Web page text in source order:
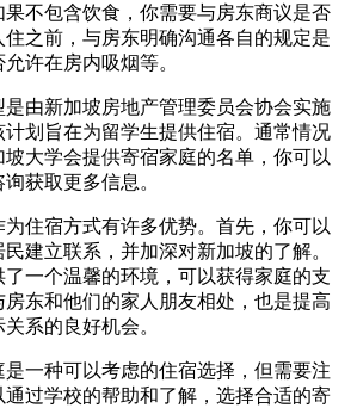
不包含饮食，你需要与房东商议是否
之前，与房东明确沟通各自的规定是
许在房内吸烟等。
新加坡房地产管理委员会协会实施
划旨在为留学生提供住宿。通常情况
大学会提供寄宿家庭的名单，你可以
获取更多信息。
宿方式有许多优势。首先，你可以
建立联系，并加深对新加坡的了解。
一个温馨的环境，可以获得家庭的支
东和他们的家人朋友相处，也是提高
系的良好机会。
种可以考虑的住宿选择，但需要注
过学校的帮助和了解，选择合适的寄